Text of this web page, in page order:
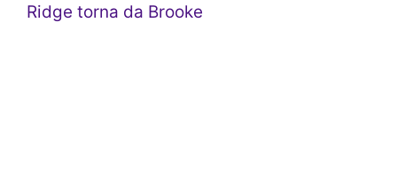
Ridge torna da Brooke